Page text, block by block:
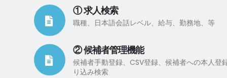
① 求人検索
職種、日本語会話レベル、給与、勤務地、等
② 候補者管理機能
候補者手動登録、CSV登録、候補者への本人登
り込み検索